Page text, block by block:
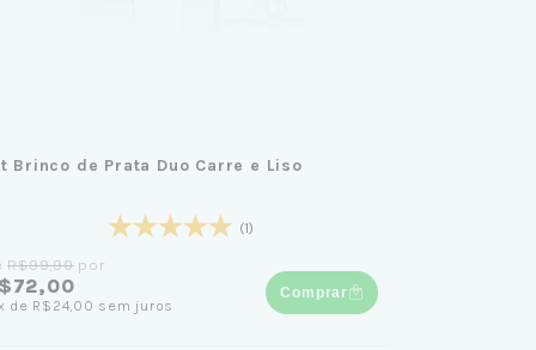
Brinco de Prata Duo Carre e Liso
(1)
R$99,90por
de R$24,00 sem juros
Comprar